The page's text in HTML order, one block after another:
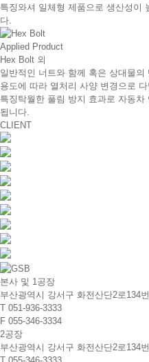
특징 와셔 일체형 제품으로 생산성이
다.
Applied Product
Hex Bolt 외
일반적인 너트와 함께 혹은 상대물
용도에 따라 열처리 사양 변경으로
특징 탁월한 풀림 방지 효과로 자동
됩니다.
CLIENT
본사 및 1공장
부산광역시 강서구 화전산단2로134
T 051-936-3333
F 055-346-3334
2공장
부산광역시 강서구 화전산단2로134